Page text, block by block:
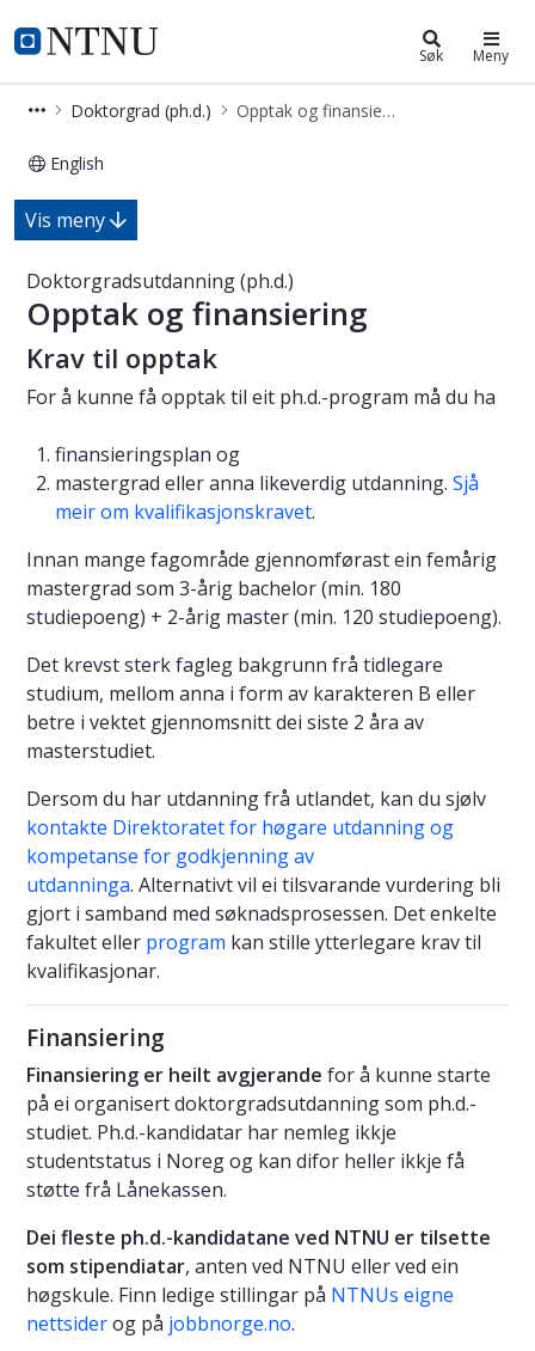
NTNU Hjemmeside
Doktorgrad (ph.d.) Søk Meny
Doktorgrad (ph.d.) Opptak og finansiering
English
Opptak - doktorgrad - ph.d.
Vis meny
Doktorgradsutdanning (ph.d.)
Opptak og finansiering
Krav til opptak
For å kunne få opptak til eit ph.d.-program må du ha
finansieringsplan og
mastergrad eller anna likeverdig utdanning. Sjå
meir om kvalifikasjonskravet.
Innan mange fagområde gjennomførast ein femårig
mastergrad som 3-årig bachelor (min. 180
studiepoeng) + 2-årig master (min. 120 studiepoeng).
Det krevst sterk fagleg bakgrunn frå tidlegare
studium, mellom anna i form av karakteren B eller
betre i vektet gjennomsnitt dei siste 2 åra av
masterstudiet.
Dersom du har utdanning frå utlandet, kan du sjølv
kontakte Direktoratet for høgare utdanning og
kompetanse for godkjenning av
utdanninga. Alternativt vil ei tilsvarande vurdering bli
gjort i samband med søknadsprosessen. Det enkelte
fakultet eller program kan stille ytterlegare krav til
kvalifikasjonar.
Finansiering
Finansiering er heilt avgjerande for å kunne starte
på ei organisert doktorgradsutdanning som ph.d.-
studiet. Ph.d.-kandidatar har nemleg ikkje
studentstatus i Noreg og kan difor heller ikkje få
støtte frå Lånekassen.
Dei fleste ph.d.-kandidatane ved NTNU er tilsette
som stipendiatar, anten ved NTNU eller ved ein
høgskule. Finn ledige stillingar på NTNUs eigne
nettsiderog på jobbnorge.no.